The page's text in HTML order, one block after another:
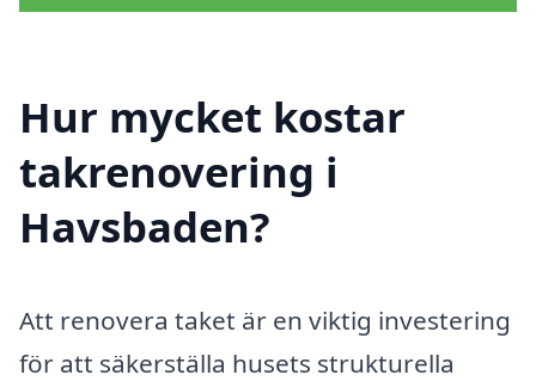
Hur mycket kostar
takrenovering i
Havsbaden?
Att renovera taket är en viktig investering
för att säkerställa husets strukturella